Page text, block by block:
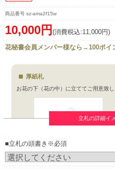
sz-ama2f15w
10,000円 (消費税込:11,000円)
花秘書会員メンバー様なら→100ポイ
厚紙札
お花の下（花の中）に立ててご用意致し
立札の詳細イ
■立札の頭書き※必須